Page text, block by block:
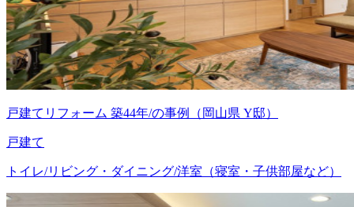
戸建てリフォーム 築44年/の事例（岡山県 Y邸）
戸建て
トイレ/リビング・ダイニング/洋室（寝室・子供部屋など）